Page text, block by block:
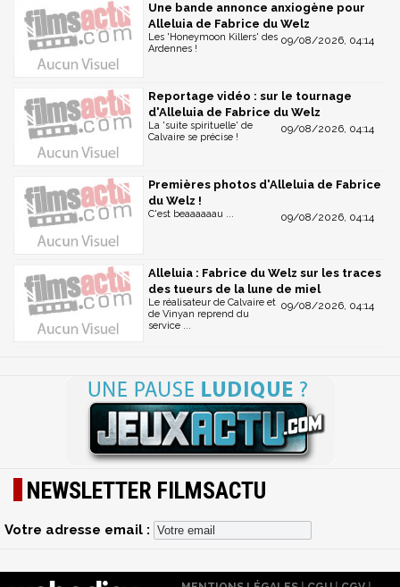
Une bande annonce anxiogène pour
Alleluia de Fabrice du Welz
09/08/2026, 04:14
Les 'Honeymoon Killers' des
Ardennes !
Reportage vidéo : sur le tournage
d'Alleluia de Fabrice du Welz
09/08/2026, 04:14
La 'suite spirituelle' de
Calvaire se précise !
Premières photos d'Alleluia de Fabrice
du Welz !
09/08/2026, 04:14
C'est beaaaaaau ...
Alleluia : Fabrice du Welz sur les traces
des tueurs de la lune de miel
09/08/2026, 04:14
Le réalisateur de Calvaire et
de Vinyan reprend du
service ...
NEWSLETTER FILMSACTU
Votre adresse email :